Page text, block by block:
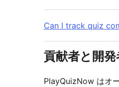
Can I track quiz
貢献者と開発
PlayQuizNow はオ